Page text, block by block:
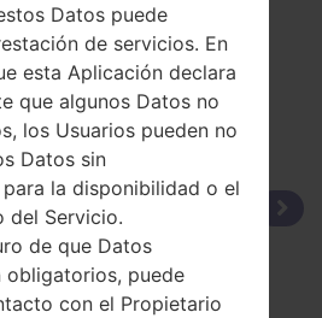
Datos puede
de servicios. En
esta Aplicación declara
que algunos Datos no
los Usuarios pueden no
Datos sin
la disponibilidad o el
del Servicio.
de que Datos
obligatorios, puede
con el Propietario